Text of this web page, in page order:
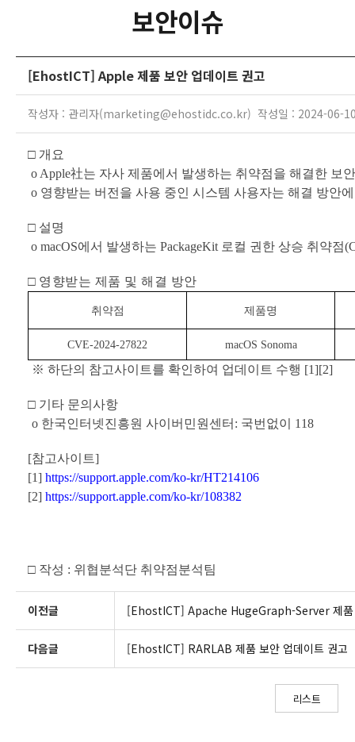
보안이슈
[EhostICT] Apple 제품 보안 업데이트 권고
작성자 : 관리자(marketing@ehostidc.co.kr) 작성일 : 2024-06-
□ 개요
o Apple社는 자사 제품에서 발생하는 취약점을 해결한 보
o 영향받는 버전을 사용 중인 시스템 사용자는 해결 방안
□ 설명
o macOS에서 발생하는 PackageKit 로컬 권한 상승 취약점
□ 영향받는 제품 및 해결 방안
취약점 제품명
CVE-2024-27822 macOS Sonoma
※ 하단의 참고사이트를 확인하여 업데이트 수행 [1][2]
□ 기타 문의사항
o 한국인터넷진흥원 사이버민원센터 : 국번없이 118
[참고사이트]
[1] https://support.apple.com/ko-kr/HT214106
[2] https://support.apple.com/ko-kr/108382
□ 작성 : 위협분석단 취약점분석팀
이전글 [EhostICT] Apache HugeGraph-Server 제품
다음글 [EhostICT] RARLAB 제품 보안 업데이트 권고
리스트